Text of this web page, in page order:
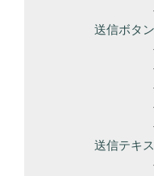
送信ボタン
送信テキ